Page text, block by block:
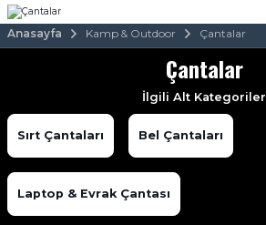
Anasayfa Kamp & Outdoor Çantalar
Çantalar
İlgili Alt Kategoriler
Sırt Çantaları Bel Çantaları
Laptop & Evrak Çantası